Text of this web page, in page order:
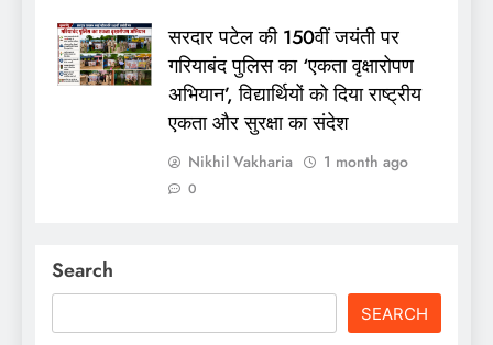
सरदार पटेल की 150वीं जयंती पर
गरियाबंद पुलिस का ‘एकता वृक्षारोपण
अभियान’, विद्यार्थियों को दिया राष्ट्रीय
एकता और सुरक्षा का संदेश
Nikhil Vakharia 1 month ago
0
Search
SEARCH